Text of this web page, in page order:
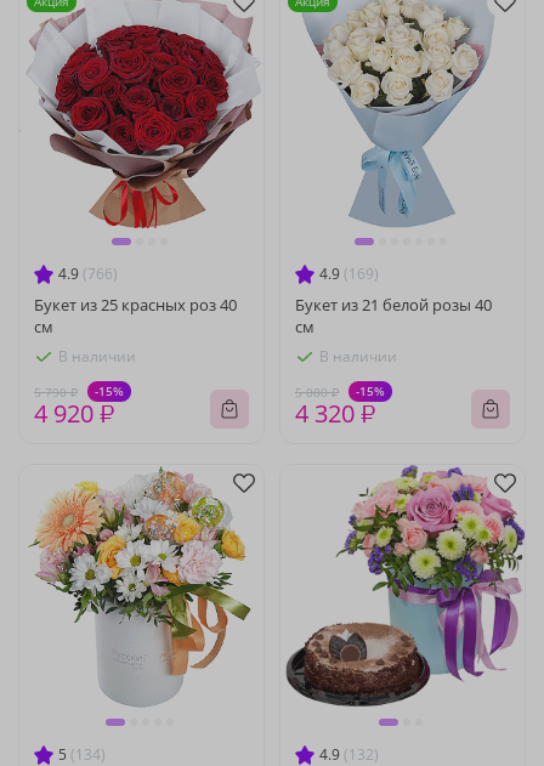
4.9 (766)
Букет из 25 красных роз 40
см
В наличии
5 790 ₽ -15%
4 920 ₽
4.9 (169)
Букет из 21 белой розы 40
см
В наличии
5 080 ₽ -15%
4 320 ₽
5 (134) 4.9 (132)